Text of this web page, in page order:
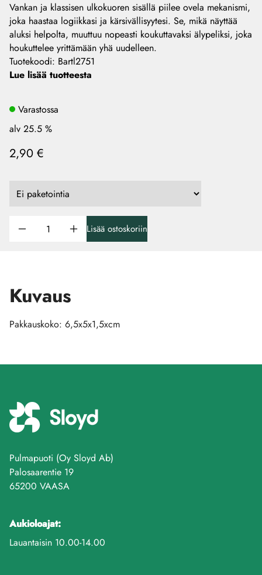
Vankan ja klassisen ulkokuoren sisällä piilee ovela mekanismi,
joka haastaa logiikkasi ja kärsivällisyytesi. Se, mikä näyttää
aluksi helpolta, muuttuu nopeasti koukuttavaksi älypeliksi, joka
houkuttelee yrittämään yhä uudelleen.
Tuotekoodi: Bartl2751
Lue lisää tuotteesta
Varastossa
alv 25.5 %
2,90 €
Lisää ostoskoriin
Kuvaus
Pakkauskoko: 6,5x5x1,5xcm
Pulmapuoti (Oy Sloyd Ab)
Palosaarentie 19
65200 VAASA
Aukioloajat:
Lauantaisin 10.00-14.00